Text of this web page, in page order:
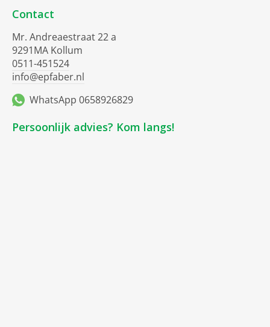
Contact
Mr. Andreaestraat 22 a
9291MA Kollum
0511-451524
info@epfaber.nl
WhatsApp 0658926829
Persoonlijk advies? Kom langs!